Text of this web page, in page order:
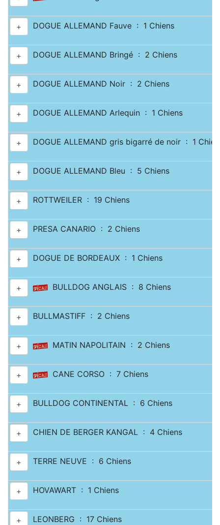
+ DOGUE ALLEMAND Fauve : 1 Chiens
+ DOGUE ALLEMAND Bringé : 2 Chiens
+ DOGUE ALLEMAND Noir : 2 Chiens
+ DOGUE ALLEMAND Arlequin : 1 Chiens
+ DOGUE ALLEMAND gris bigarré de noir : 1
+ DOGUE ALLEMAND Bleu : 5 Chiens
+ ROTTWEILER : 19 Chiens
+ PRESA CANARIO : 2 Chiens
+ DOGUE DE BORDEAUX : 1 Chiens
+ BULLDOG ANGLAIS : 8 Chiens
+ BULLMASTIFF : 2 Chiens
+ MATIN NAPOLITAIN : 2 Chiens
+ CANE CORSO : 7 Chiens
+ BULLDOG CONTINENTAL : 6 Chiens
+ CHIEN DE BERGER KANGAL : 4 Chiens
+ TERRE NEUVE : 6 Chiens
+ HOVAWART : 1 Chiens
+ LEONBERG : 17 Chiens